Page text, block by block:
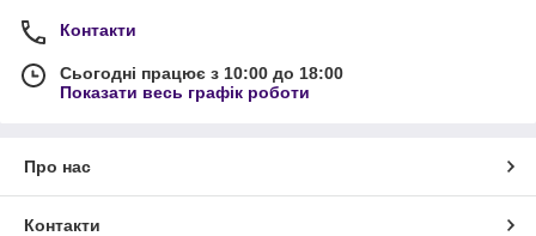
Контакти
Сьогодні працює з 10:00 до 18:00
Показати весь графік роботи
Про нас
Контакти